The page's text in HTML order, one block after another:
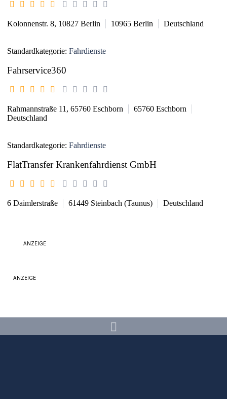
Kolonnenstr. 8, 10827 Berlin 10965 Berlin Deutschland
Standardkategorie: Fahrdienste
Fahrservice360
Rahmannstraße 11, 65760 Eschborn 65760 Eschborn
Deutschland
Standardkategorie: Fahrdienste
FlatTransfer Krankenfahrdienst GmbH
6 Daimlerstraße 61449 Steinbach (Taunus) Deutschland
ANZEIGE
ANZEIGE